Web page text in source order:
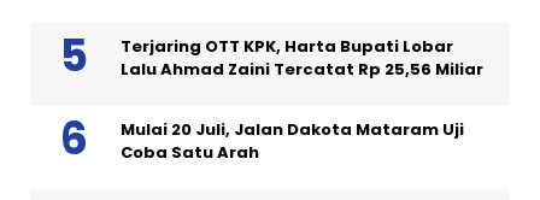
Terjaring OTT KPK, Harta Bupati Lobar
Lalu Ahmad Zaini Tercatat Rp 25,56 Miliar
Mulai 20 Juli, Jalan Dakota Mataram Uji
Coba Satu Arah